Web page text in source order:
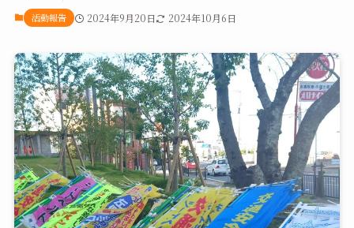
活動報告 2024年9月20日 2024年10月6日